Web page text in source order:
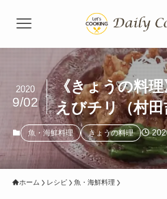
《きょうの料
えびチリ（村田
2020
9/02
魚・海鮮料理 きょうの料理
ホーム レシピ 魚・海鮮料理